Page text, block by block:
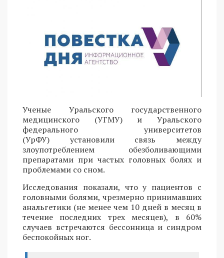
Ученые Уральского государственного
медицинского (УГМУ) и Уральского
федерального университетов
(УрФУ) установили связь между
злоупотреблением обезболивающими
препаратами при частых головных болях и
проблемами со сном.
Исследования показали, что у пациентов с
головными болями, чрезмерно принимавших
анальгетики (не менее чем 10 дней в месяц в
течение последних трех месяцев), в 60%
случаев встречаются бессонница и синдром
беспокойных ног.